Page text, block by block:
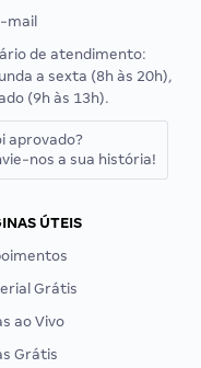
mail
de atendimento:
a sexta (8h às 20h),
(9h às 13h).
aprovado?
nos a sua história!
ÚTEIS
Grátis
ao Vivo
Grátis